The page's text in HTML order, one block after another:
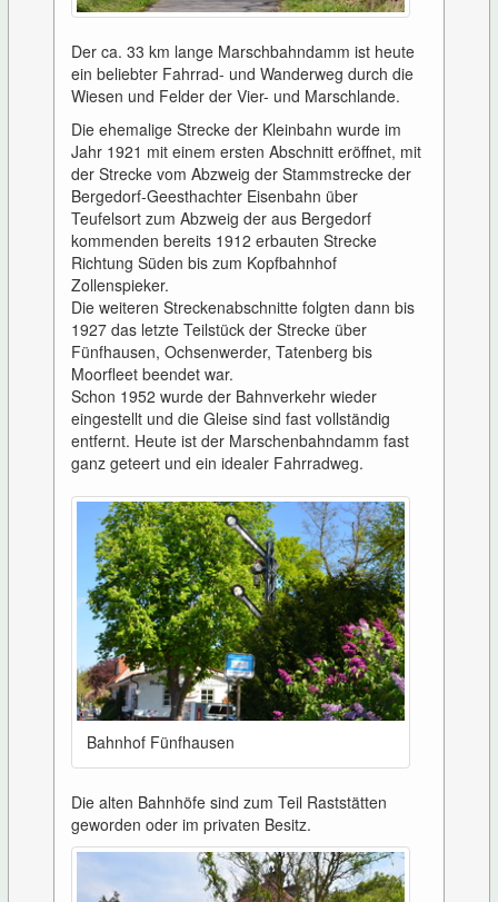
Der ca. 33 km lange Marschbahndamm ist heute
ein beliebter Fahrrad- und Wanderweg durch die
Wiesen und Felder der Vier- und Marschlande.
Die ehemalige Strecke der Kleinbahn wurde im
Jahr 1921 mit einem ersten Abschnitt eröffnet, mit
der Strecke vom Abzweig der Stammstrecke der
Bergedorf-Geesthachter Eisenbahn über
Teufelsort zum Abzweig der aus Bergedorf
kommenden bereits 1912 erbauten Strecke
Richtung Süden bis zum Kopfbahnhof
Zollenspieker.
Die weiteren Streckenabschnitte folgten dann bis
1927 das letzte Teilstück der Strecke über
Fünfhausen, Ochsenwerder, Tatenberg bis
Moorfleet beendet war.
Schon 1952 wurde der Bahnverkehr wieder
eingestellt und die Gleise sind fast vollständig
entfernt. Heute ist der Marschenbahndamm fast
ganz geteert und ein idealer Fahrradweg.
Bahnhof Fünfhausen
Die alten Bahnhöfe sind zum Teil Raststätten
geworden oder im privaten Besitz.